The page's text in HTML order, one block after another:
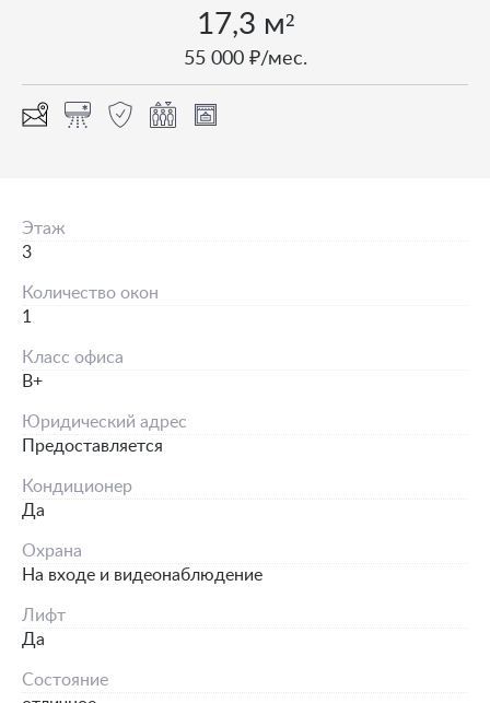
17,3 м²
55 000 ₽/мес.
Этаж
3
Количество окон
1
Класс офиса
B+
Юридический адрес
Предоставляется
Кондиционер
Да
Охрана
На входе и видеонаблюдение
Лифт
Да
Состояние